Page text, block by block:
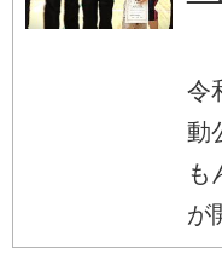
令
動
も
が